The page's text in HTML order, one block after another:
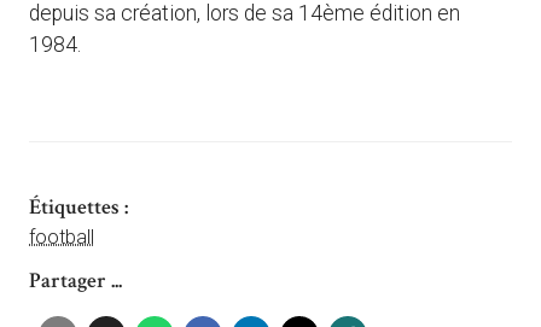
depuis sa création, lors de sa 14ème édition en
1984.
Étiquettes :
football
Partager ...